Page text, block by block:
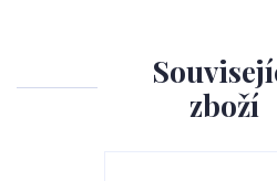
zboží